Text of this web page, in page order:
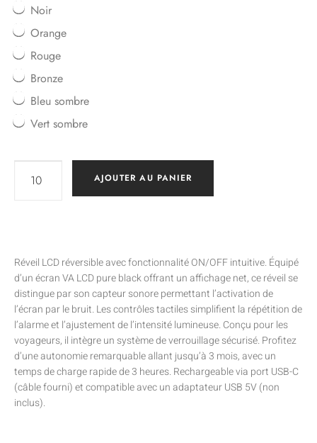
Noir
Orange
Rouge
Bronze
Bleu sombre
Vert sombre
AJOUTER AU PANIER
Réveil LCD réversible avec fonctionnalité ON/OFF intuitive. Équipé
d’un écran VA LCD pure black offrant un affichage net, ce réveil se
distingue par son capteur sonore permettant l’activation de
l’écran par le bruit. Les contrôles tactiles simplifient la répétition de
l’alarme et l’ajustement de l’intensité lumineuse. Conçu pour les
voyageurs, il intègre un système de verrouillage sécurisé. Profitez
d’une autonomie remarquable allant jusqu’à 3 mois, avec un
temps de charge rapide de 3 heures. Rechargeable via port USB-C
(câble fourni) et compatible avec un adaptateur USB 5V (non
inclus).